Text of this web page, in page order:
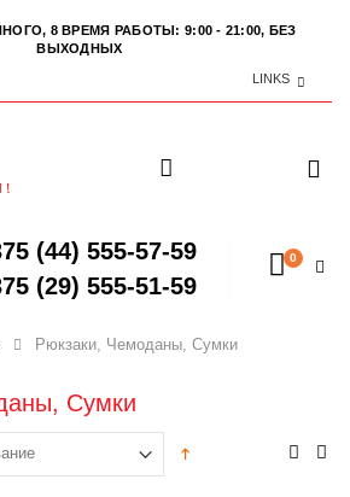
8 ВРЕМЯ РАБОТЫ: 9:00 - 21:00, БЕЗ
ВЫХОДНЫХ
LINKS
(44) 555-57-59
(29) 555-51-59
0
Рюкзаки, Чемоданы, Сумки
Сумки